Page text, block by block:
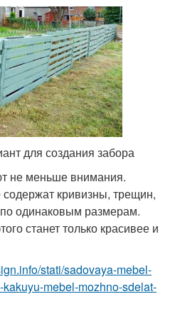
для создания забора
не меньше внимания.
кривизны, трещин,
одинаковым размерам.
станет только красивее и
stati/sadovaya-mebel-
mebel-mozhno-sdelat-